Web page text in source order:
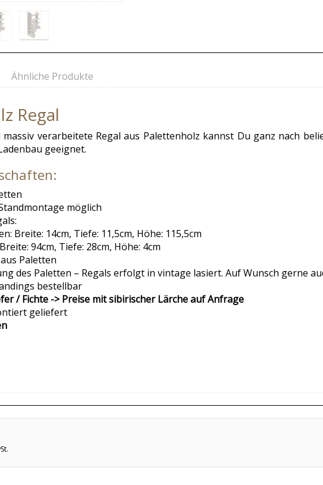
Ähnliche Produkte
Regal
massiv verarbeitete Regal aus Palettenholz kannst Du ganz nach
geeignet.
möglich
Breite: 14cm, Tiefe: 11,5cm, Höhe: 115,5cm
94cm, Tiefe: 28cm, Höhe: 4cm
Paletten
des Paletten – Regals erfolgt in vintage lasiert. Auf Wunsch gerne
bestellbar
/ Fichte -> Preise mit sibirischer Lärche auf Anfrage
geliefert